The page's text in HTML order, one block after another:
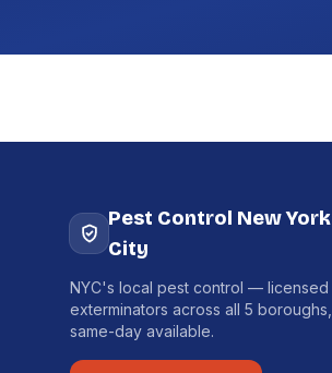
Pest Control New York
City
NYC's local pest control — licensed
exterminators across all 5 boroughs,
same-day available.